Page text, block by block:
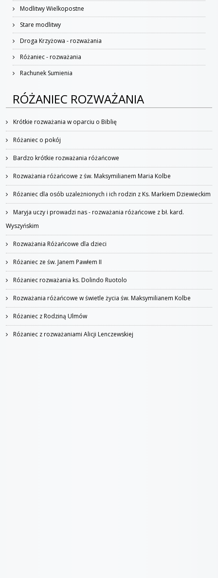
Modlitwy Wielkopostne
Stare modlitwy
Droga Krzyżowa - rozważania
Różaniec - rozważania
Rachunek Sumienia
RÓŻANIEC ROZWAŻANIA
Krótkie rozważania w oparciu o Biblię
Różaniec o pokój
Bardzo krótkie rozważania różańcowe
Rozważania różańcowe z św. Maksymilianem Maria Kolbe
Różaniec dla osób uzależnionych i ich rodzin z Ks. Markiem Dziewieckim
Maryja uczy i prowadzi nas - rozważania różańcowe z bł. kard.
Wyszyńskim
Rozważania Różańcowe dla dzieci
Różaniec ze św. Janem Pawłem II
Różaniec rozważania ks. Dolindo Ruotolo
Rozważania różańcowe w świetle życia św. Maksymilianem Kolbe
Różaniec z Rodziną Ulmów
Różaniec z rozważaniami Alicji Lenczewskiej